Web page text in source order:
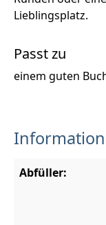
Lieblingsplatz.
Passt zu
einem guten
Abfüller: